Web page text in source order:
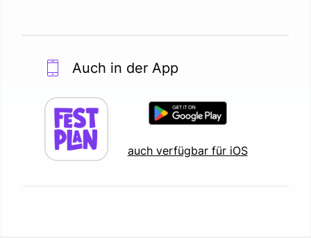
Auch in der App
auch verfügbar für iOS